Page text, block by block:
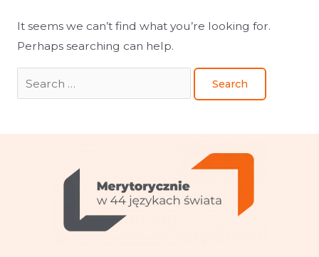
It seems we can’t find what you’re looking for.
Perhaps searching can help.